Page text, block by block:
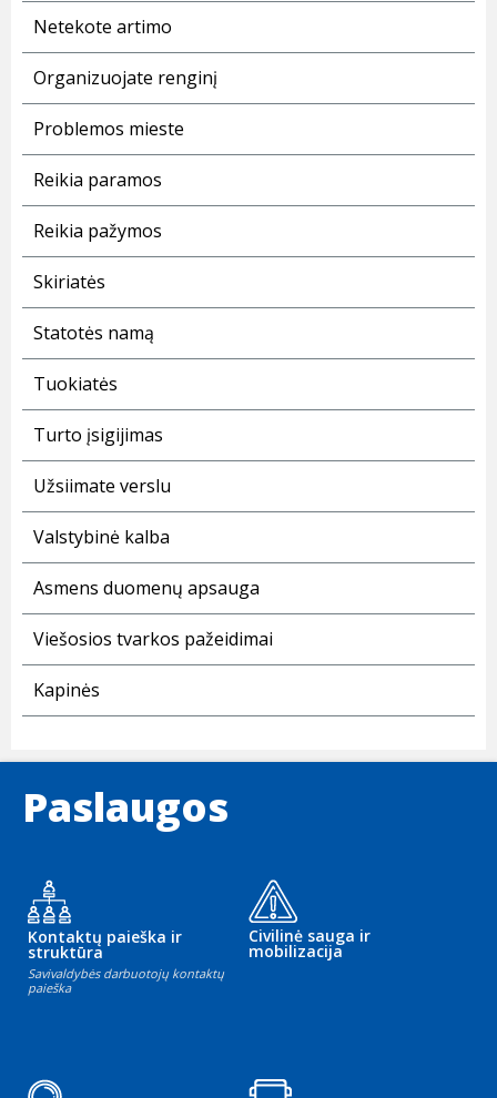
Netekote artimo
Organizuojate renginį
Problemos mieste
Reikia paramos
Reikia pažymos
Skiriatės
Statotės namą
Tuokiatės
Turto įsigijimas
Užsiimate verslu
Valstybinė kalba
Asmens duomenų apsauga
Viešosios tvarkos pažeidimai
Kapinės
Paslaugos
Kontaktų paieška ir
struktūra
Savivaldybės darbuotojų kontaktų
paieška
Civilinė sauga ir
mobilizacija